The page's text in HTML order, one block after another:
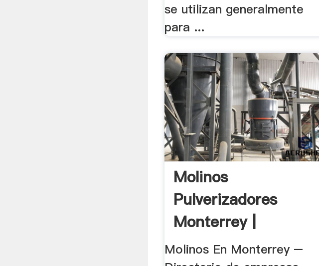
se utilizan generalmente
para ...
Molinos
Pulverizadores
Monterrey |
Máquina .
Molinos En Monterrey –